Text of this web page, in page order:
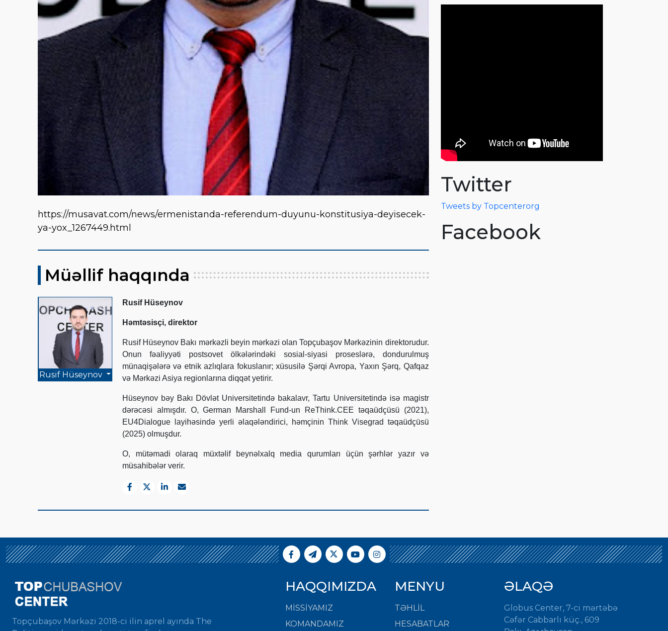
https://musavat.com/news/ermenistanda-referendum-duyunu-konstitusiya-deyisecek-
ya-yox_1267449.html
Müəllif haqqında
Rusif Hüseynov
Rusif Hüseynov
Həmtəsisçi, direktor
Rusif Hüseynov Bakı mərkəzli beyin mərkəzi olan Topçubaşov Mərkəzinin direktorudur.
Onun fəaliyyəti postsovet ölkələrindəki sosial-siyasi proseslərə, dondurulmuş
münaqişələrə və etnik azlıqlara fokuslanır; xüsusilə Şərqi Avropa, Yaxın Şərq, Qafqaz
və Mərkəzi Asiya regionlarına diqqət yetirir.
Hüseynov bəy Bakı Dövlət Universitetində bakalavr, Tartu Universitetində isə magistr
dərəcəsi almışdır. O, German Marshall Fund-un ReThink.CEE təqaüdçüsü (2021),
EU4Dialogue layihəsində yerli əlaqələndirici, həmçinin Think Visegrad təqaüdçüsü
(2025) olmuşdur.
O, mütəmadi olaraq müxtəlif beynəlxalq media qurumları üçün şərhlər yazır və
müsahibələr verir.
Twitter
Tweets by Topcenterorg
Facebook
Topçubaşov Mərkəzi 2018-ci ilin aprel ayında The
HAQQIMIZDA
MISSIYAMIZ
KOMANDAMIZ
MENYU
TƏHLİL
HESABATLAR
ƏLAQƏ
Globus Center, 7-ci mərtəbə
Cəfər Cabbarlı küç., 609